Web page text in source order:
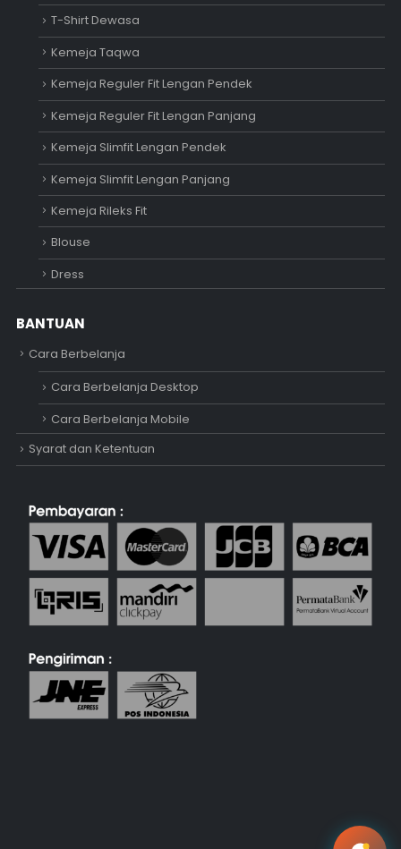
T-Shirt Dewasa
Kemeja Taqwa
Kemeja Reguler Fit Lengan Pendek
Kemeja Reguler Fit Lengan Panjang
Kemeja Slimfit Lengan Pendek
Kemeja Slimfit Lengan Panjang
Kemeja Rileks Fit
Blouse
Dress
BANTUAN
Cara Berbelanja
Cara Berbelanja Desktop
Cara Berbelanja Mobile
Syarat dan Ketentuan